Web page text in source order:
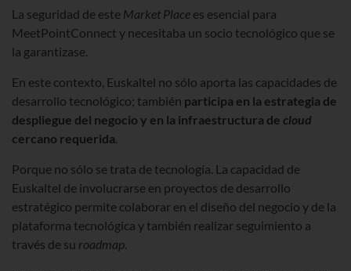
La seguridad de este Market Place es esencial para
MeetPointConnect y necesitaba un socio tecnológico que se
la garantizase.
En este contexto, Euskaltel no sólo aporta las capacidades de
desarrollo tecnológico; también participa en la estrategia de
despliegue del negocio y en la infraestructura de cloud
cercano requerida.
Porque no sólo se trata de tecnología. La capacidad de
Euskaltel de involucrarse en proyectos de desarrollo
estratégico permite colaborar en el diseño del negocio y de la
plataforma tecnológica y también realizar seguimiento a
través de su roadmap.